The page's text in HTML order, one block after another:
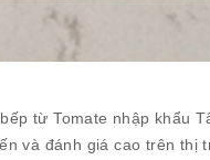
từ Tomate nhập khẩu
và đánh giá cao trên